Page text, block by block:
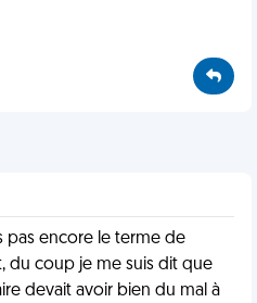
pas encore le terme de
du coup je me suis dit que
devait avoir bien du mal à